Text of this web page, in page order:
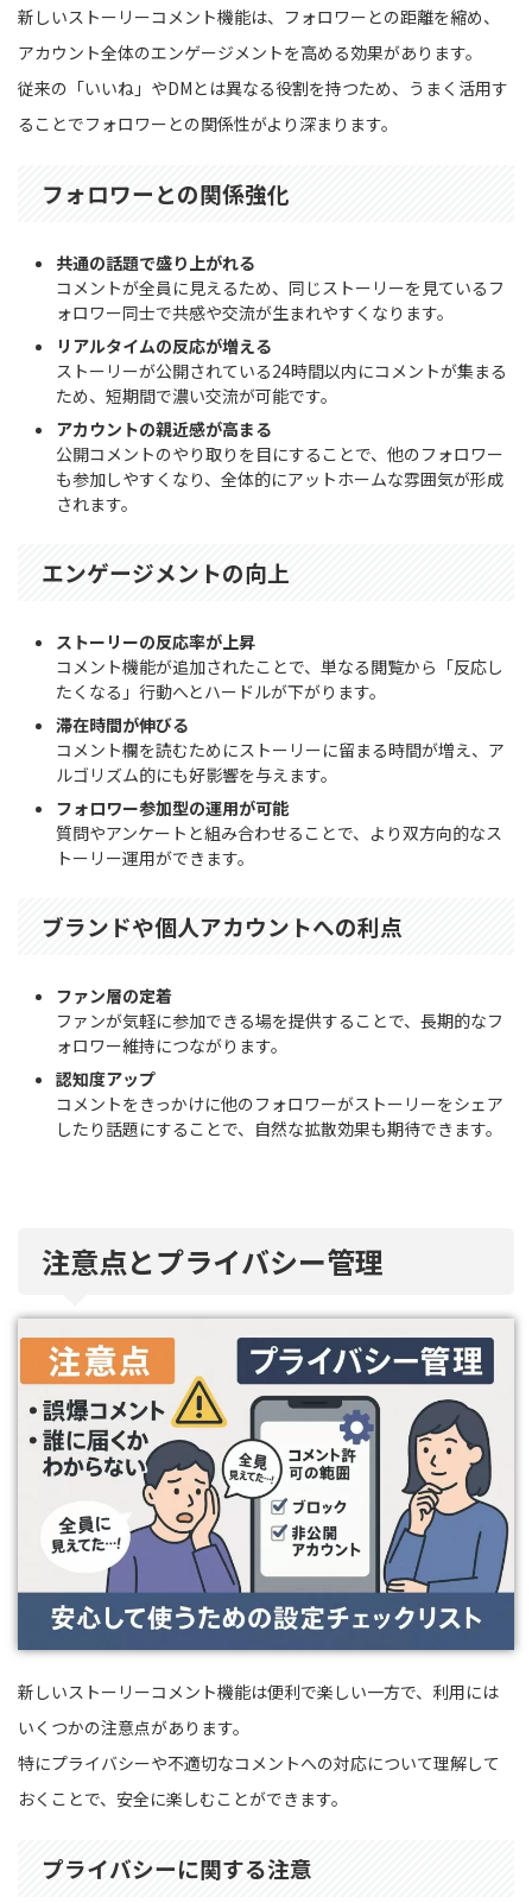
新しいストーリーコメント機能は、フォロワーとの距離を縮め、
アカウント全体のエンゲージメントを高める効果があります。
従来の「いいね」やDMとは異なる役割を持つため、うまく活用す
ることでフォロワーとの関係性がより深まります。
フォロワーとの関係強化
共通の話題で盛り上がれる
コメントが全員に見えるため、同じストーリーを見ているフ
ォロワー同士で共感や交流が生まれやすくなります。
リアルタイムの反応が増える
ストーリーが公開されている24時間以内にコメントが集まる
ため、短期間で濃い交流が可能です。
アカウントの親近感が高まる
公開コメントのやり取りを目にすることで、他のフォロワー
も参加しやすくなり、全体的にアットホームな雰囲気が形成
されます。
エンゲージメントの向上
ストーリーの反応率が上昇
コメント機能が追加されたことで、単なる閲覧から「反応し
たくなる」行動へとハードルが下がります。
滞在時間が伸びる
コメント欄を読むためにストーリーに留まる時間が増え、ア
ルゴリズム的にも好影響を与えます。
フォロワー参加型の運用が可能
質問やアンケートと組み合わせることで、より双方向的なス
トーリー運用ができます。
ブランドや個人アカウントへの利点
ファン層の定着
ファンが気軽に参加できる場を提供することで、長期的なフ
ォロワー維持につながります。
認知度アップ
コメントをきっかけに他のフォロワーがストーリーをシェア
したり話題にすることで、自然な拡散効果も期待できます。
注意点とプライバシー管理
新しいストーリーコメント機能は便利で楽しい一方で、利用には
いくつかの注意点があります。
特にプライバシーや不適切なコメントへの対応について理解して
おくことで、安全に楽しむことができます。
プライバシーに関する注意